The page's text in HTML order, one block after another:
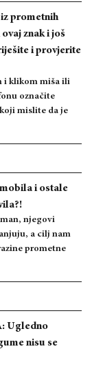
prometnih
znak i još
i provjerite
i klikom miša ili
označite
mislite da je
i ostale
njegovi
a cilj nam
prometne
Ugledno
nisu se